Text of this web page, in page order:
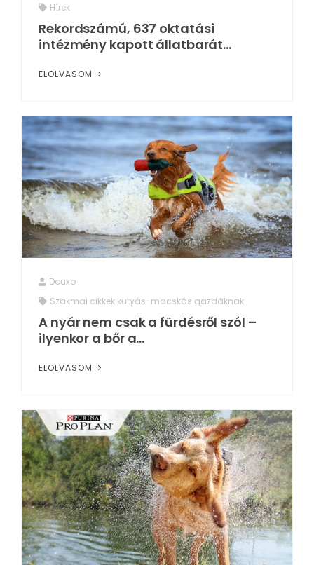
Hírek
Rekordszámú, 637 oktatási
intézmény kapott állatbarát...
ELOLVASOM
Douxo
Szakmai cikkek kutyás-macskás gazdáknak
A nyár nem csak a fürdésről szól –
ilyenkor a bőr a...
ELOLVASOM